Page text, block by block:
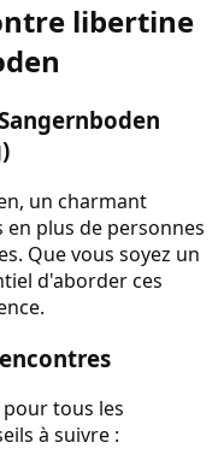
libertine
un charmant
plus de personnes
Que vous soyez un
d'aborder ces
tous les
à suivre :